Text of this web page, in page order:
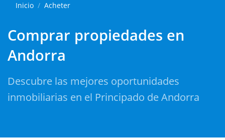
Inicio Acheter
Comprar propiedades en
Andorra
Descubre las mejores oportunidades
inmobiliarias en el Principado de Andorra